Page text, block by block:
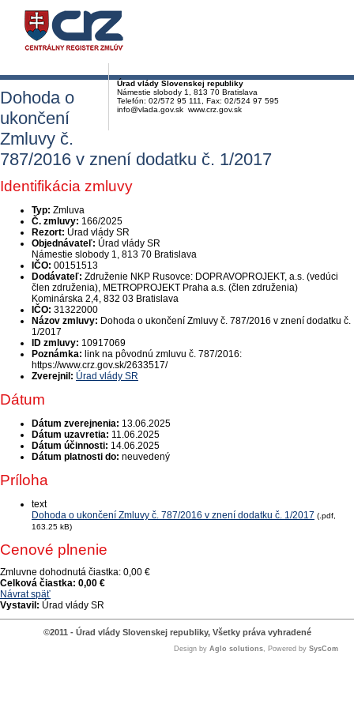
Úrad vlády Slovenskej republiky
Námestie slobody 1, 813 70 Bratislava
Telefón: 02/572 95 111, Fax: 02/524 97 595
info@vlada.gov.sk www.crz.gov.sk
Dohoda o
ukončení
Zmluvy č.
787/2016 v znení dodatku č. 1/2017
Identifikácia zmluvy
Typ: Zmluva
Č. zmluvy: 166/2025
Rezort: Úrad vlády SR
Objednávateľ: Úrad vlády SR
Námestie slobody 1, 813 70 Bratislava
IČO: 00151513
Dodávateľ: Združenie NKP Rusovce: DOPRAVOPROJEKT, a.s. (vedúci
člen združenia), METROPROJEKT Praha a.s. (člen združenia)
Kominárska 2,4, 832 03 Bratislava
IČO: 31322000
Názov zmluvy: Dohoda o ukončení Zmluvy č. 787/2016 v znení dodatku č.
1/2017
ID zmluvy: 10917069
Poznámka: link na pôvodnú zmluvu č. 787/2016:
https://www.crz.gov.sk/2633517/
Zverejnil: Úrad vlády SR
Dátum
Dátum zverejnenia: 13.06.2025
Dátum uzavretia: 11.06.2025
Dátum účinnosti: 14.06.2025
Dátum platnosti do: neuvedený
Príloha
text
Dohoda o ukončení Zmluvy č. 787/2016 v znení dodatku č. 1/2017 (.pdf,
163.25 kB)
Cenové plnenie
Zmluvne dohodnutá čiastka: 0,00 €
Celková čiastka: 0,00 €
Návrat späť
Vystavil: Úrad vlády SR
©2011 - Úrad vlády Slovenskej republiky, Všetky práva vyhradené
Design by Aglo solutions, Powered by SysCom